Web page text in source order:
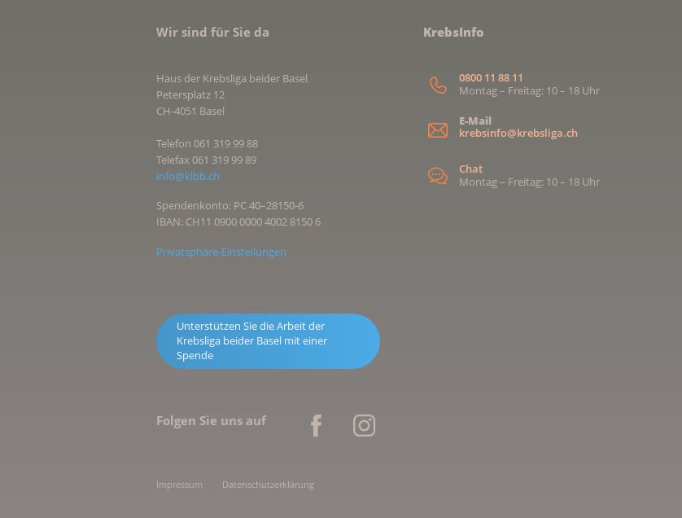
Wir sind für Sie da
Haus der Krebsliga beider Basel
Petersplatz 12
CH-4051 Basel
Telefon 061 319 99 88
Telefax 061 319 99 89
info@klbb.ch
Spendenkonto: PC 40–28150-6
IBAN: CH11 0900 0000 4002 8150 6
Privatsphäre-Einstellungen
Unterstützen Sie die Arbeit der
Krebsliga beider Basel mit einer
Spende
KrebsInfo
0800 11 88 11
Montag – Freitag: 10 – 18 Uhr
E-Mail
krebsinfo@krebsliga.ch
Chat
Montag – Freitag: 10 – 18 Uhr
Folgen Sie uns auf
Impressum Datenschutzerklärung